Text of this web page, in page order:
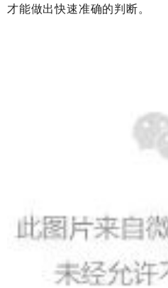
才能做出快速准确的判断。